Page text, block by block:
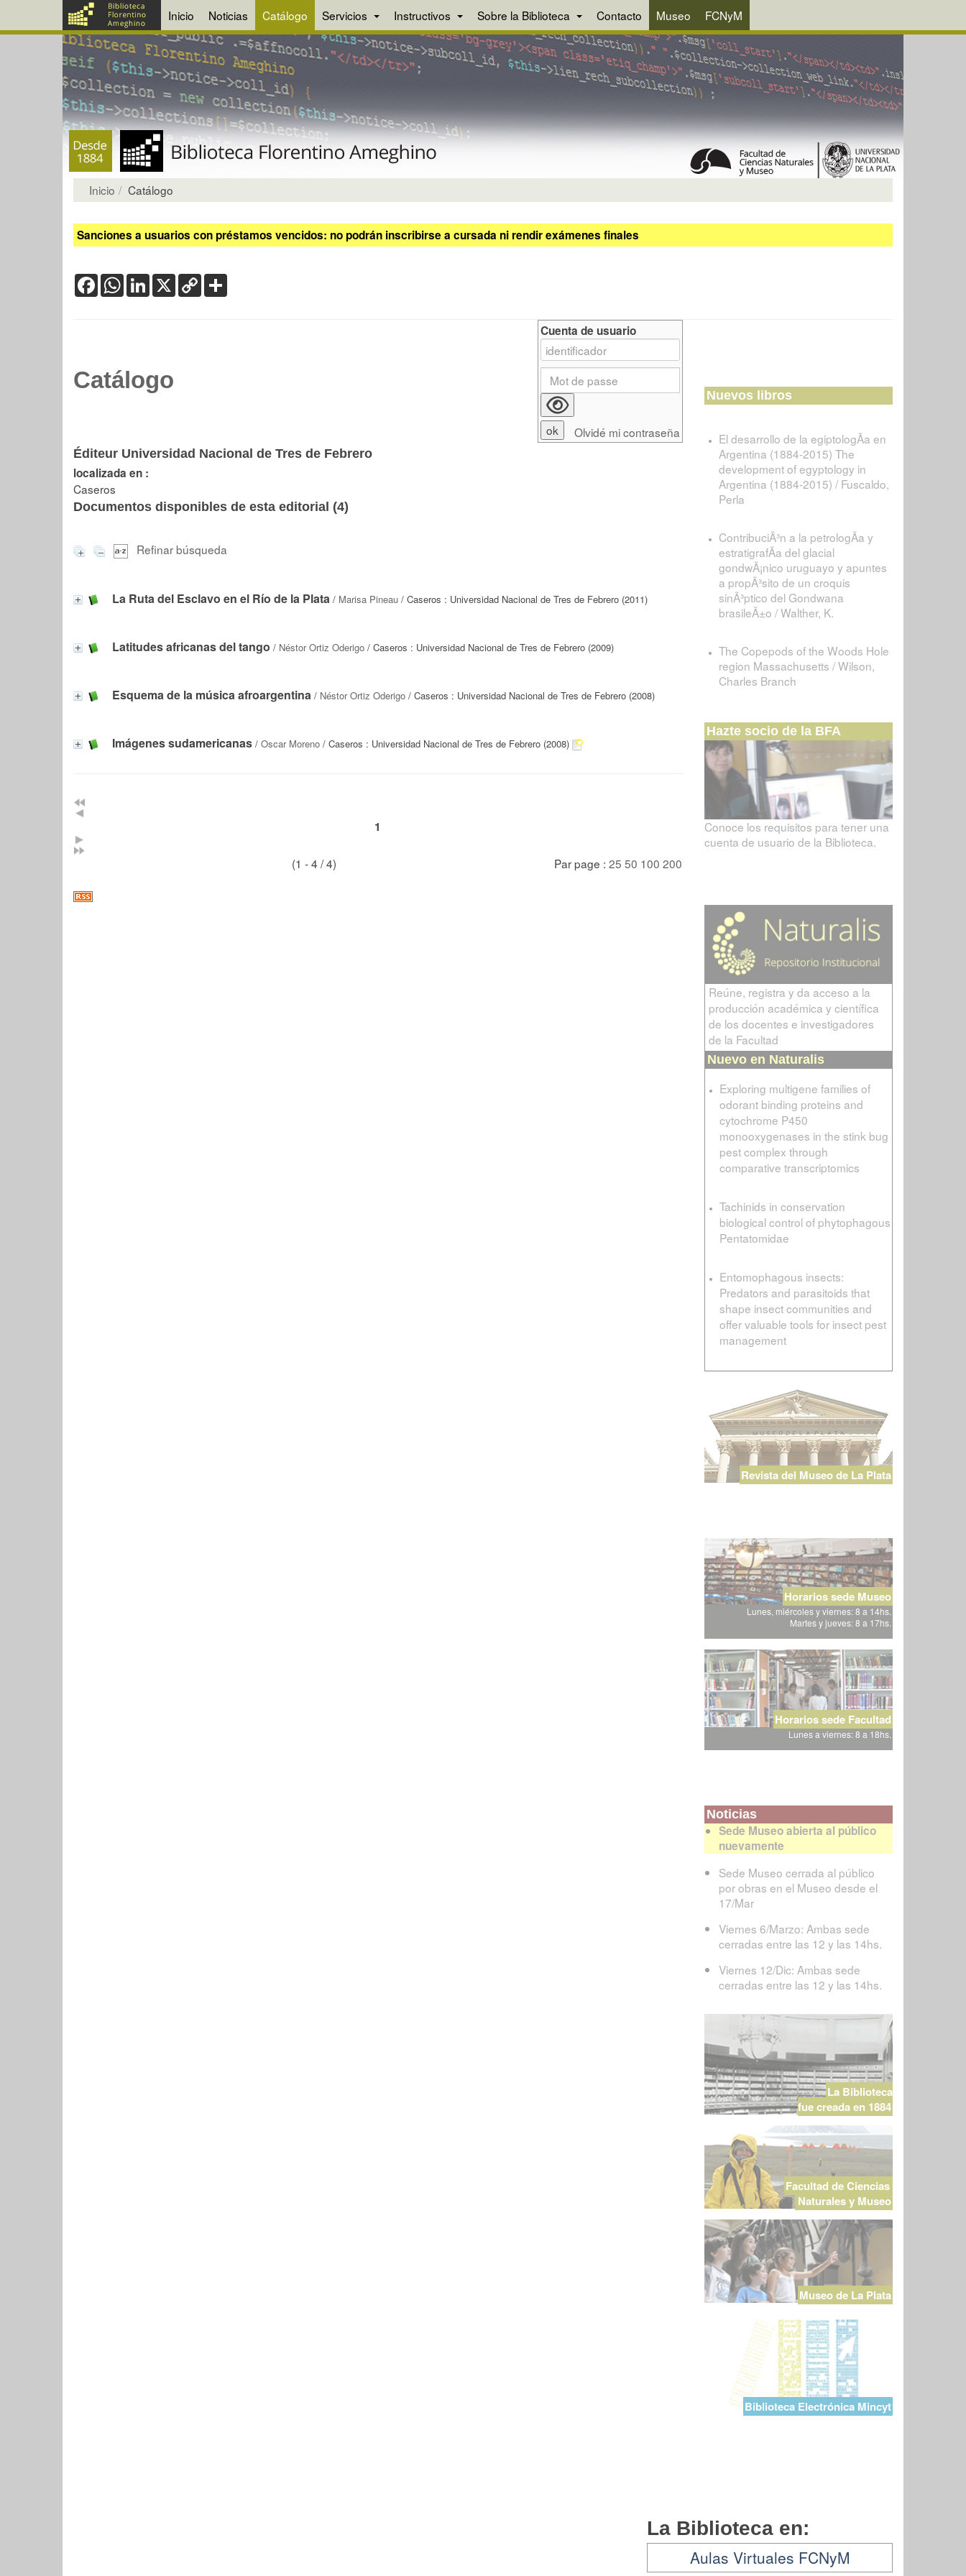
Inicio Noticias Catálogo Servicios Instructivos Sobre la Biblioteca Contacto Museo FCNyM
Inicio Catálogo
Sanciones a usuarios con préstamos vencidos: no podrán inscribirse a cursada ni rendir exámenes finales
FacebookWhatsApp
LinkedIn
X Copy
Link
Catálogo
Éditeur Universidad Nacional de Tres de Febrero
localizada en :
Caseros
Documentos disponibles de esta editorial (4)
Refinar búsqueda
La Ruta del Esclavo en el Río de la Plata / Marisa Pineau / Caseros : Universidad Nacional de Tres de Febrero (2011)
Latitudes africanas del tango / Néstor Ortiz Oderigo / Caseros : Universidad Nacional de Tres de Febrero (2009)
Esquema de la música afroargentina / Néstor Ortiz Oderigo / Caseros : Universidad Nacional de Tres de Febrero (2008)
Imágenes sudamericanas / Oscar Moreno / Caseros : Universidad Nacional de Tres de Febrero (2008)
1
(1 - 4 / 4) Par page : 25 50 100 200
Cuenta de usuario
Olvidé mi contraseña
Nuevos libros
El desarrollo de la egiptologÃ­a en
Argentina (1884-2015) The
development of egyptology in
Argentina (1884-2015) / Fuscaldo,
Perla
ContribuciÃ³n a la petrologÃ­a y
estratigrafÃ­a del glacial
gondwÃ¡nico uruguayo y apuntes
a propÃ³sito de un croquis
sinÃ³ptico del Gondwana
brasileÃ±o / Walther, K.
The Copepods of the Woods Hole
region Massachusetts / Wilson,
Charles Branch
Hazte socio de la BFA
Conoce los requisitos para tener una
cuenta de usuario de la Biblioteca.
Reúne, registra y da acceso a la
producción académica y científica
de los docentes e investigadores
de la Facultad
Nuevo en Naturalis
Exploring multigene families of
odorant binding proteins and
cytochrome P450
monooxygenases in the stink bug
pest complex through
comparative transcriptomics
Tachinids in conservation
biological control of phytophagous
Pentatomidae
Entomophagous insects:
Predators and parasitoids that
shape insect communities and
offer valuable tools for insect pest
management
Revista del Museo de La Plata
Horarios sede Museo
Lunes, miércoles y viernes: 8 a 14hs.
Martes y jueves: 8 a 17hs.
Horarios sede Facultad
Lunes a viernes: 8 a 18hs.
Noticias
Sede Museo abierta al público
nuevamente
Sede Museo cerrada al público
por obras en el Museo desde el
17/Mar
Viernes 6/Marzo: Ambas sede
cerradas entre las 12 y las 14hs.
Viernes 12/Dic: Ambas sede
cerradas entre las 12 y las 14hs.
La Biblioteca
fue creada en 1884
Facultad de Ciencias
Naturales y Museo
Museo de La Plata
Biblioteca Electrónica Mincyt
La Biblioteca en:
Aulas Virtuales FCNyM